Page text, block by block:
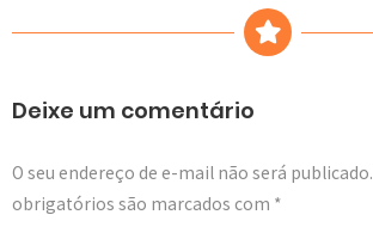
Deixe um comentário
O seu endereço de e-mail não será publicado.
obrigatórios são marcados com *